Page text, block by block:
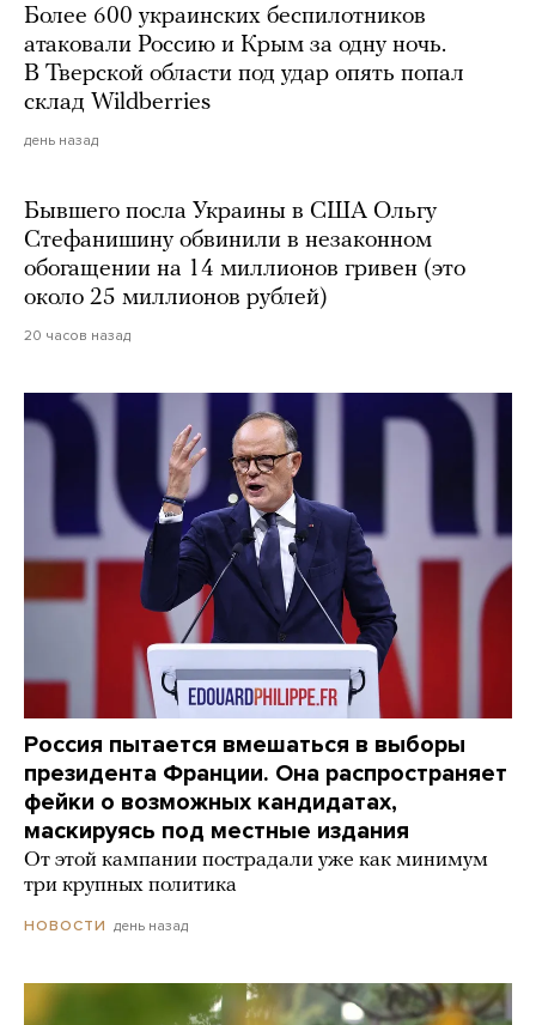
Более 600 украинских беспилотников
атаковали Россию и Крым за одну ночь.
В Тверской области под удар опять попал
склад Wildberries
день назад
Бывшего посла Украины в США Ольгу
Стефанишину обвинили в незаконном
обогащении на 14 миллионов гривен (это
около 25 миллионов рублей)
20 часов назад
Россия пытается вмешаться в выборы
президента Франции. Она распространяет
фейки о возможных кандидатах,
маскируясь под местные издания
От этой кампании пострадали уже как минимум
три крупных политика
НОВОСТИ день назад